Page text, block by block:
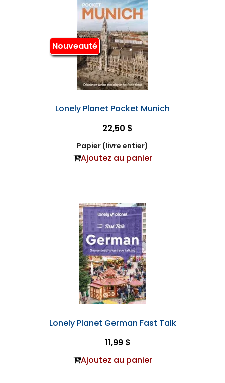
Nouveauté
Lonely Planet Pocket Munich
22,50 $
Papier (livre entier)
Ajoutez au panier
Lonely Planet German Fast Talk
11,99 $
Ajoutez au panier